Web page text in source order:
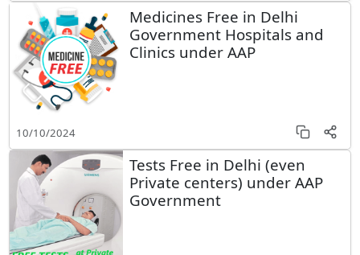
Medicines Free in Delhi
Government Hospitals and
Clinics under AAP
10/10/2024
Tests Free in Delhi (even
Private centers) under AAP
Government